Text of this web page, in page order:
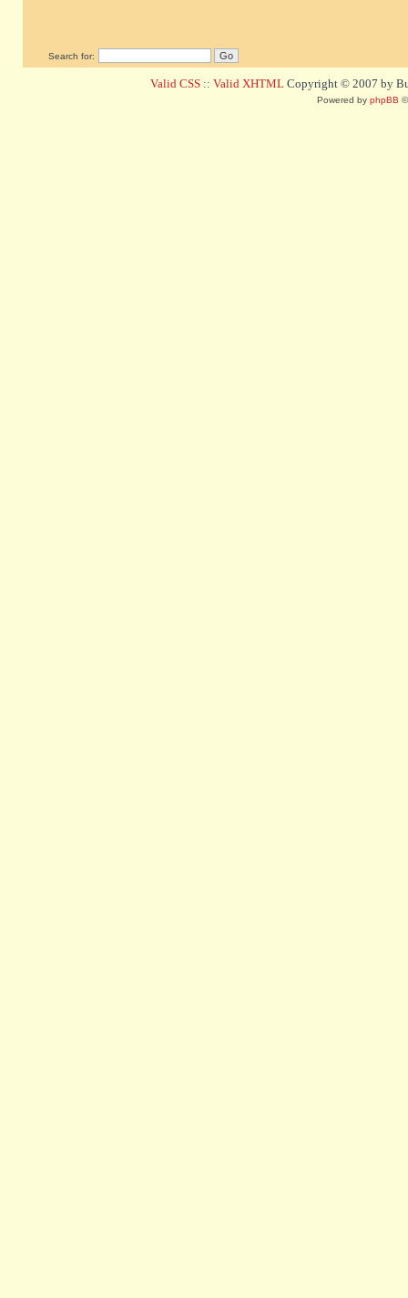
Search for:
Valid CSS :: Valid XHTML Copyright © 2007 by
Powered by phpBB